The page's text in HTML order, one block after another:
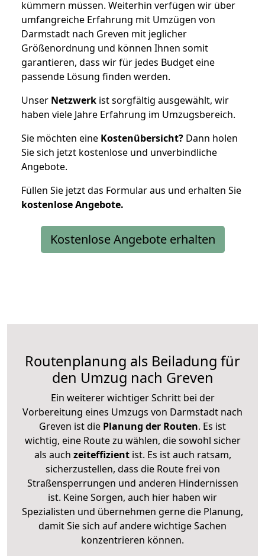
kümmern müssen. Weiterhin verfügen wir über
umfangreiche Erfahrung mit Umzügen von
Darmstadt nach Greven mit jeglicher
Größenordnung und können Ihnen somit
garantieren, dass wir für jedes Budget eine
passende Lösung finden werden.
Unser Netzwerk ist sorgfältig ausgewählt, wir
haben viele Jahre Erfahrung im Umzugsbereich.
Sie möchten eine Kostenübersicht? Dann holen
Sie sich jetzt kostenlose und unverbindliche
Angebote.
Füllen Sie jetzt das Formular aus und erhalten Sie
kostenloseAngebote.
Kostenlose Angebote erhalten
Routenplanung als Beiladung für
den Umzug nach Greven
Ein weiterer wichtiger Schritt bei der
Vorbereitung eines Umzugs von Darmstadt nach
Greven ist die Planung der Routen. Es ist
wichtig, eine Route zu wählen, die sowohl sicher
als auch zeiteffizientist. Es ist auch ratsam,
sicherzustellen, dass die Route frei von
Straßensperrungen und anderen Hindernissen
ist. Keine Sorgen, auch hier haben wir
Spezialisten und übernehmen gerne die Planung,
damit Sie sich auf andere wichtige Sachen
konzentrieren können.